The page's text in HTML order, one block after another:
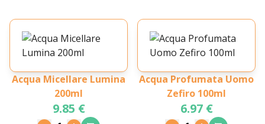
Acqua Micellare Lumina
200ml
9.85 €
Acqua Profumata Uomo
Zefiro 100ml
6.97 €